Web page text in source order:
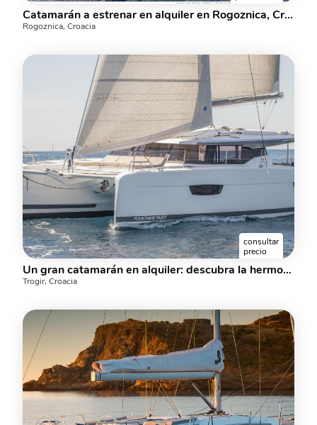
Catamarán a estrenar en alquiler en Rogoznica, Croacia.
Rogoznica, Croacia
consultar
precio
Un gran catamarán en alquiler: descubra la hermosa zona de Split, que Croacia puede ofrecer a bordo de un alquiler de yates.
Trogir, Croacia